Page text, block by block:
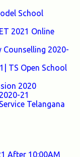
School
2021 Online
Counselling 2020-
TS Open School
2020
21
Telangana
After 10:00AM